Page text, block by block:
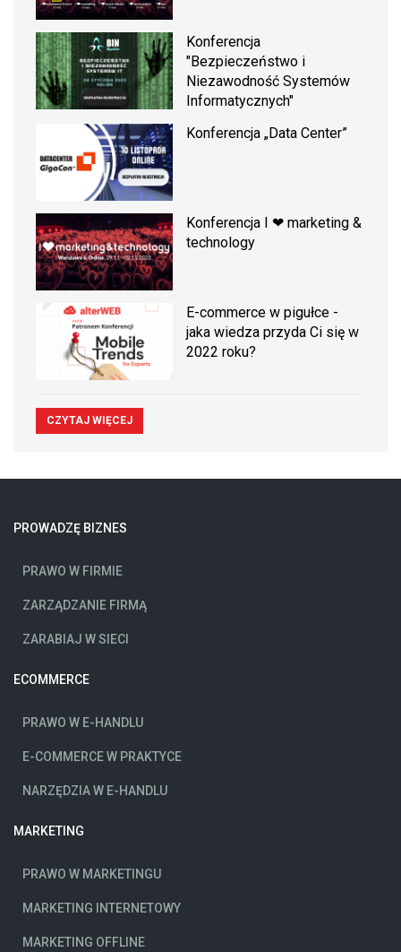
Konferencja
"Bezpieczeństwo i
Niezawodność Systemów
Informatycznych"
Konferencja „Data Center”
Konferencja I ❤ marketing &
technology
E-commerce w pigułce -
jaka wiedza przyda Ci się w
2022 roku?
CZYTAJ WIĘCEJ
PROWADZĘ BIZNES
PRAWO W FIRMIE
ZARZĄDZANIE FIRMĄ
ZARABIAJ W SIECI
ECOMMERCE
PRAWO W E-HANDLU
E-COMMERCE W PRAKTYCE
NARZĘDZIA W E-HANDLU
MARKETING
PRAWO W MARKETINGU
MARKETING INTERNETOWY
MARKETING OFFLINE